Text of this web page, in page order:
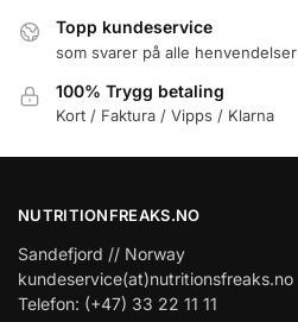
Topp kundeservice
som svarer på alle henvendelser
100% Trygg betaling
Kort / Faktura / Vipps / Klarna
NUTRITIONFREAKS.NO
Sandefjord // Norway
kundeservice(at)nutritionsfreaks.no
Telefon: (+47) 33 22 11 11